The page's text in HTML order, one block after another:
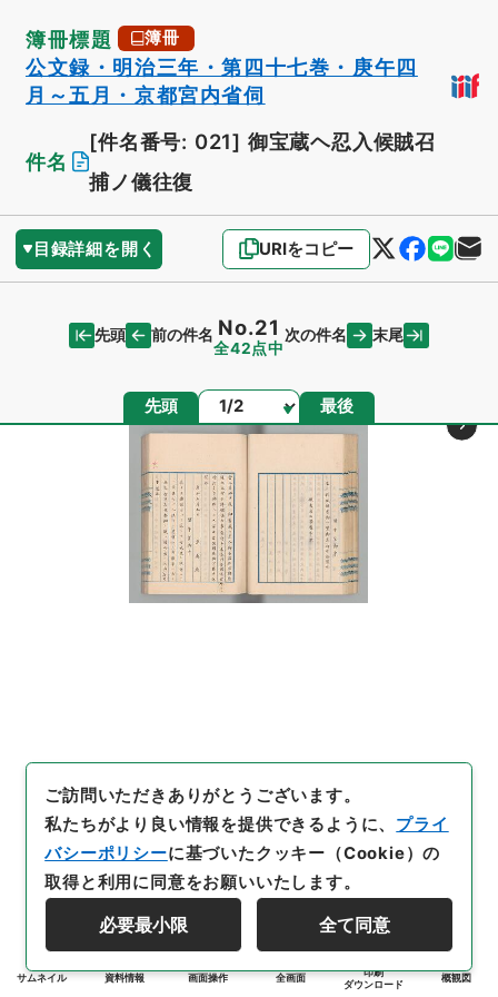
簿冊標題 簿冊
公文録・明治三年・第四十七巻・庚午四
月～五月・京都宮内省伺
件名
[件名番号: 021] 御宝蔵ヘ忍入候賊召
捕ノ儀往復
目録詳細を開く URIをコピー
先頭 前の件名 No.21
全42点中
次の件名 末尾
先頭 ページ 最後
サムネイル 資料情報 画面操作 全画面
印刷
ダウンロード
概観図
ご訪問いただきありがとうございます。
私たちがより良い情報を提供できるように、 プライ
バシーポリシーに基づいたクッキー（Cookie）の
取得と利用に同意をお願いいたします。
必要最小限 全て同意